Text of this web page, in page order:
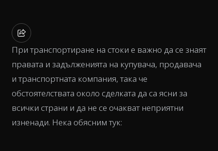
При транспортиране на стоки е важно да се знаят
правата и задълженията на купувача, продавача
и транспортната компания, така че
обстоятелствата около сделката да са ясни за
всички страни и да не се очакват неприятни
изненади. Нека обясним тук: